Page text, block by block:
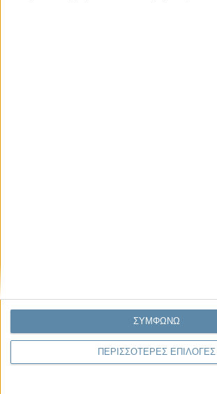
ΠΕΡΙΣΣΟΤΕΡΕΣ ΕΠΙΛΟΓΕΣ
ΣΥΜΦΩΝΩ
Να αφήνεις τους ανθρώπους να